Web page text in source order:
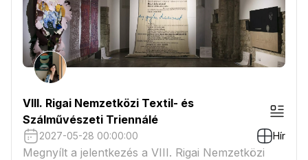
VIII. Rigai Nemzetközi Textil- és
Szálművészeti Triennálé
2027-05-28 00:00:00 Hír
Megnyílt a jelentkezés a VIII. Rigai Nemzetközi